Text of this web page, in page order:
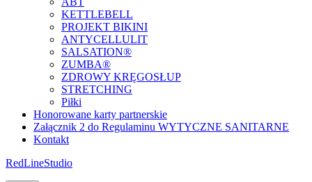
KETTLEBELL
PROJEKT BIKINI
ANTYCELLULIT
SALSATION®
ZUMBA®
ZDROWY KRĘGOSŁUP
STRETCHING
Piłki
Honorowane karty partnerskie
Załącznik 2 do Regulaminu WYTYCZNE SANITARNE
Kontakt
RedLineStudio